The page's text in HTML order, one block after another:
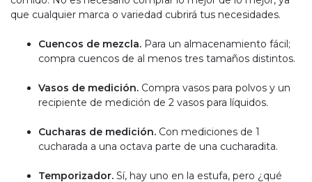
que cualquier marca o variedad cubrirá tus necesidades.
Cuencos de mezcla. Para un almacenamiento fácil;
compra cuencos de al menos tres tamaños distintos.
Vasos de medición. Compra vasos para polvos y un
recipiente de medición de 2 vasos para líquidos.
Cucharas de medición. Con mediciones de 1
cucharada a una octava parte de una cucharadita.
Temporizador. Sí, hay uno en la estufa, pero ¿qué